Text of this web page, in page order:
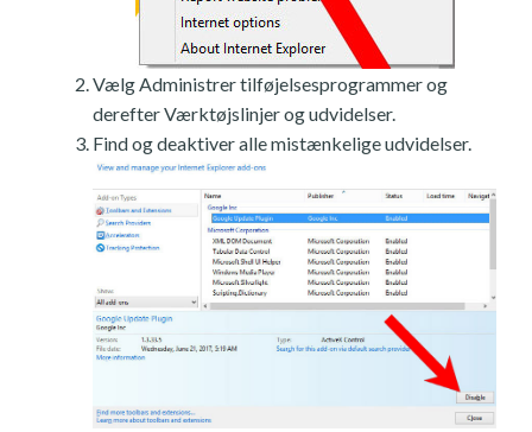
Vælg Administrer tilføjelsesprogrammer og
derefter Værktøjslinjer og udvidelser.
Find og deaktiver alle mistænkelige udvidelser.